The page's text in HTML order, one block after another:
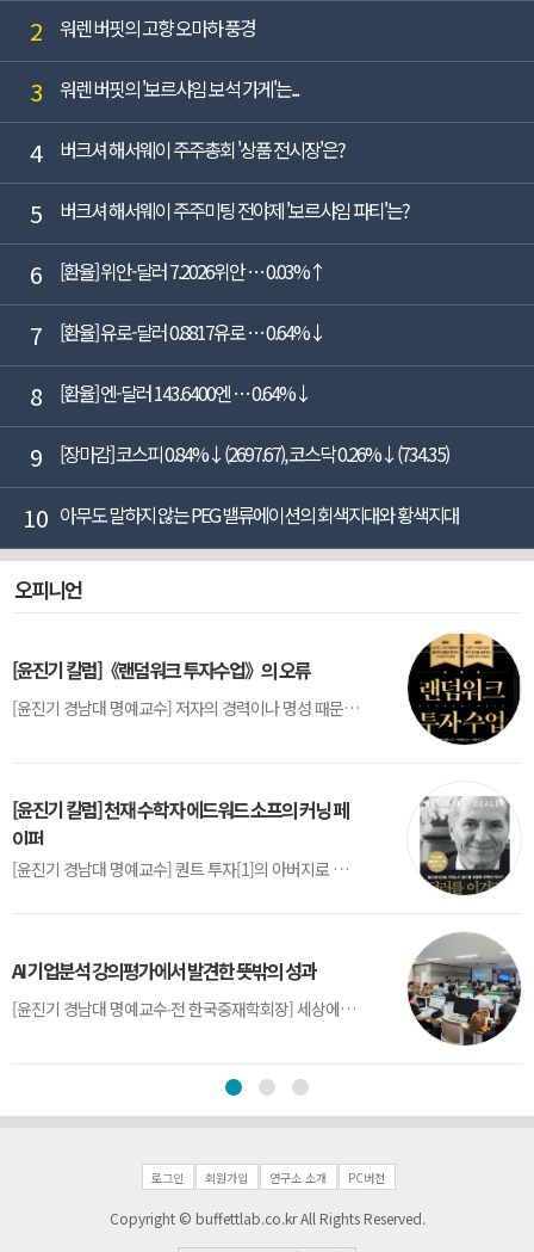
2 워렌 버핏의 고향 오마하 풍경
3 워렌 버핏의 '보르샤임 보석 가게'는...
4 버크셔 해서웨이 주주총회 '상품 전시장'은?
5 버크셔 해서웨이 주주미팅 전야제 '보르샤임 파티'는?
6 [환율] 위안-달러 7.2026위안 … 0.03%↑
7 [환율] 유로-달러 0.8817유로 … 0.64%↓
8 [환율] 엔-달러 143.6400엔 … 0.64%↓
9 [장마감] 코스피 0.84%↓(2697.67), 코스닥 0.26%↓(734.35)
10 아무도 말하지 않는 PEG 밸류에이션의 회색지대와 황색지대
오피니언
[윤진기 칼럼]《랜덤워크 투자수업》의 오류
[윤진기 경남대 명예교수] 저자의 경력이나 명성 때문인지 2020년에 번역 출판된 《랜덤워크 투자수업》(A Random Walk Down Wall Street) 12판은 표지부터가 거창하다. ‘45년간 12번 개정하며 철저히 검증한 투자서’, ‘전문가 부럽지 않은 투자 감각을 길러주는 위대한 투자지침서’ 라는 은빛 광고문구로 독자를 유혹한다.[1] 출판 50주...
[윤진기 칼럼] 천재 수학자 에드워드 소프의 커닝 페
이퍼
[윤진기 경남대 명예교수] 퀀트 투자[1]의 아버지로 불리는 에드워드 소프(Edward O. Thorp)는 수학계에서 천재로 알려진 인물이다. 그는 수학자이지만, 투자 업계에도 여러 가지 흥미로운 일화를 남겼다.수학을 이용하여 카지노를 이길 수 있는지가 궁금했던 그는 동료 교수가 소개해 준 블랙잭(Blackjack) 전략의 핵심을 손바닥 크기의 종이에 요...
AI 기업분석 강의평가에서 발견한 뜻밖의 성과
[윤진기 경남대 명예교수∙전 한국중재학회장] 세상에는 우연처럼 보이지만 인류의 진보를 이끌어낸 사건들이 있다. 영국의 알렉산더 플레밍(Alexander Fleming)이 곰팡이 핀 페트리 접시(Petri dish)를 버리지 않고[1] 관찰해 페니실린을 발견한 것은 그 대표적 사례다. 무심히 지나쳤다면 결코 없었을 혁신이었다.지난 7월 5일, 필자가 개발한 기업...
로그인 회원가입 연구소 소개 PC버전
Copyright © buffettlab.co.kr All Rights Reserved.